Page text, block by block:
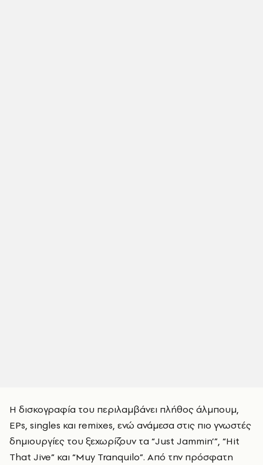
Η δισκογραφία του περιλαμβάνει πλήθος άλμπουμ,
EPs, singles και remixes, ενώ ανάμεσα στις πιο γνωστές
δημιουργίες του ξεχωρίζουν τα “Just Jammin’”, “Hit
That Jive” και “Muy Tranquilo”. Από την πρόσφατη